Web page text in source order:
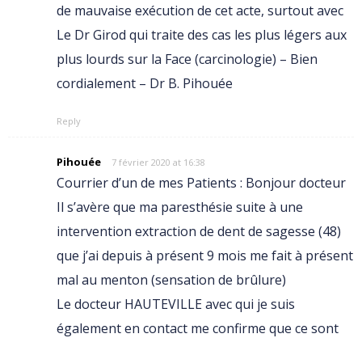
de mauvaise exécution de cet acte, surtout avec
Le Dr Girod qui traite des cas les plus légers aux
plus lourds sur la Face (carcinologie) – Bien
cordialement – Dr B. Pihouée
Reply
Pihouée 7 février 2020 at 16:38
Courrier d’un de mes Patients : Bonjour docteur
Il s’avère que ma paresthésie suite à une
intervention extraction de dent de sagesse (48)
que j’ai depuis à présent 9 mois me fait à présent
mal au menton (sensation de brûlure)
Le docteur HAUTEVILLE avec qui je suis
également en contact me confirme que ce sont